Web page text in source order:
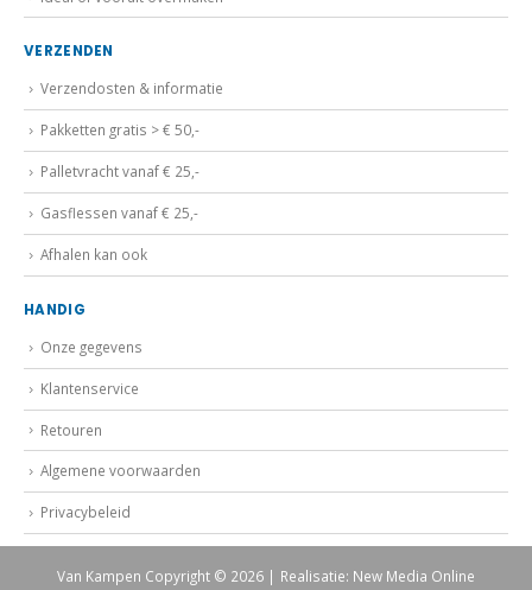
VERZENDEN
Verzendosten & informatie
Pakketten gratis > € 50,-
Palletvracht vanaf € 25,-
Gasflessen vanaf € 25,-
Afhalen kan ook
HANDIG
Onze gegevens
Klantenservice
Retouren
Algemene voorwaarden
Privacybeleid
Van Kampen Copyright © 2026 | Realisatie: New Media Online